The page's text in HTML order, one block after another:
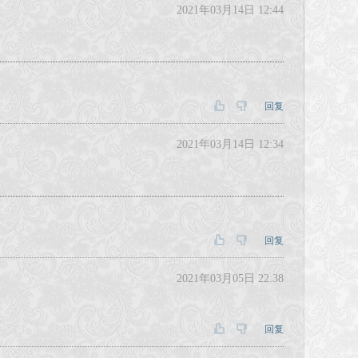
2021年03月14日 12:44
回复
2021年03月14日 12:34
回复
2021年03月05日 22:38
回复